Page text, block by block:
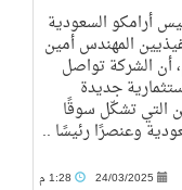
أرامكو السعودية
المهندس أمين
أن الشركة تواصل
جديدة
التي تشكّل سوقًا
وعنصرًا رئيسًا ..
24/03/2025